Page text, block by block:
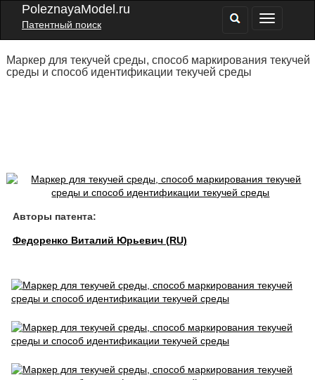
PoleznayaModel.ru
Патентный поиск
Маркер для текучей среды, способ маркирования текучей
среды и способ идентификации текучей среды
Авторы патента:
Федоренко Виталий Юрьевич (RU)